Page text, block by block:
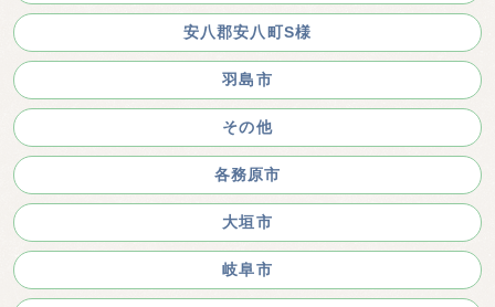
安八郡安八町S様
羽島市
その他
各務原市
大垣市
岐阜市